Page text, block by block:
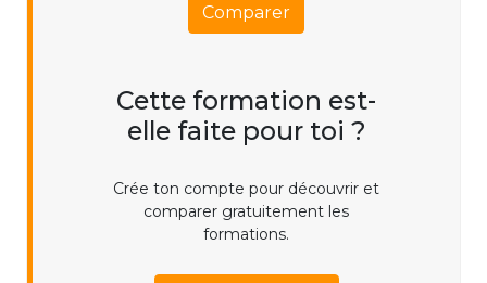
Comparer
Cette formation est-
elle faite pour toi ?
Crée ton compte pour découvrir et
comparer gratuitement les
formations.